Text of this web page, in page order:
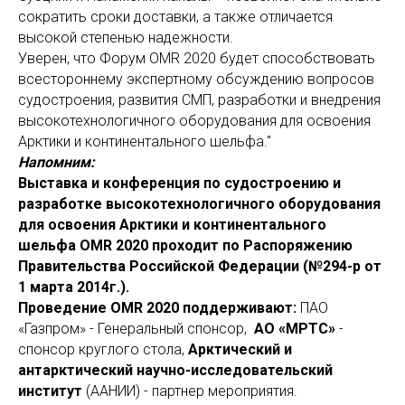
сократить сроки доставки, а также отличается
высокой степенью надежности.
Уверен, что Форум OMR 2020 будет способствовать
всестороннему экспертному обсуждению вопросов
судостроения, развития СМП, разработки и внедрения
высокотехнологичного оборудования для освоения
Арктики и континентального шельфа."
Напомним:
Выставка и конференция по судостроению и
разработке высокотехнологичного оборудования
для освоения Арктики и континентального
шельфа OMR 2020 проходит по Распоряжению
Правительства Российской Федерации (№294-р от
1 марта 2014г.).
Проведение OMR 2020 поддерживают: ПАО
«Газпром» - Генеральный спонсор, АО «МРТС» -
спонсор круглого стола, Арктический и
антарктический научно-исследовательский
институт (ААНИИ) - партнер мероприятия.